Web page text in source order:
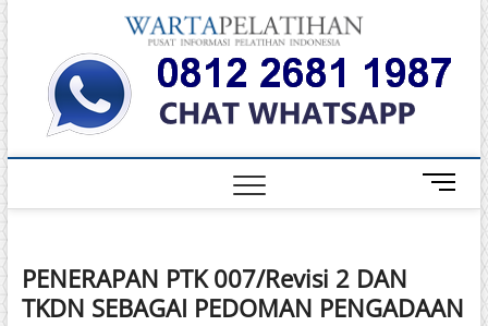
Skip
to
content
Warta
PELATIHAN
DAN
TERBAIK DI
M
e
u
PENERAPAN PTK 007/Revisi 2 DAN
TKDN SEBAGAI PEDOMAN PENGADAAN